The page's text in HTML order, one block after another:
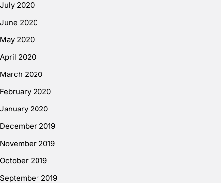
July 2020
June 2020
May 2020
April 2020
March 2020
February 2020
January 2020
December 2019
November 2019
October 2019
September 2019